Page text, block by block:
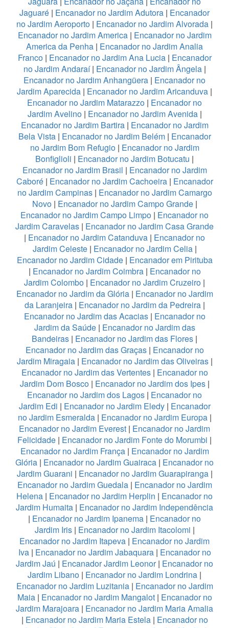
Jaguaré | Encanador no Jardim Adutora | Encanador
no Jardim Aeroporto | Encanador no Jardim Alvorada |
Encanador no Jardim America| Encanador no Jardim
America da Penha | Encanador no Jardim Analia
Franco| Encanador no Jardim Ana Lucia| Encanador
no Jardim Andaraí| Encanador no Jardim Ângela|
Encanador no Jardim Anhangüera | Encanador no
Jardim Aparecida | Encanador no Jardim Aricanduva |
Encanador no Jardim Matarazzo | Encanador no
Jardim Avelino| Encanador no Jardim Avenida|
Encanador no Jardim Bartira| Encanador no Jardim
Bela Vista| Encanador no Jardim Belém| Encanador
no Jardim Bom Refugio| Encanador no Jardim
Bonfiglioli | Encanador no Jardim Botucatu |
Encanador no Jardim Brasil | Encanador no Jardim
Caboré| Encanador no Jardim Cachoeira| Encanador
no Jardim Campinas| Encanador no Jardim Camargo
Novo| Encanador no Jardim Campo Grande|
Encanador no Jardim Campo Limpo | Encanador no
Jardim Caravelas | Encanador no Jardim Casa Grande
| Encanador no Jardim Catanduva | Encanador no
Jardim Celeste| Encanador no Jardim Celia|
Encanador no Jardim Cidade| Encanador em Pirituba
| Encanador no Jardim Coimbra| Encanador no
Jardim Colombo | Encanador no Jardim Cruzeiro |
Encanador no Jardim da Glória| Encanador no Jardim
da Laranjeira| Encanador no Jardim da Pedreira|
Encanador no Jardim das Acacias| Encanador no
Jardim da Saúde| Encanador no Jardim das
Bandeiras | Encanador no Jardim das Flores |
Encanador no Jardim das Graças| Encanador no
Jardim Miragaia| Encanador no Jardim das Oliveiras|
Encanador no Jardim das Vertentes| Encanador no
Jardim Dom Bosco| Encanador no Jardim dos Ipes|
Encanador no Jardim dos Lagos | Encanador no
Jardim Edi | Encanador no Jardim Eledy| Encanador
no Jardim Esmeralda| Encanador no Jardim Europa|
Encanador no Jardim Everest | Encanador no Jardim
Felicidade | Encanador no Jardim Fonte do Morumbi |
Encanador no Jardim França| Encanador no Jardim
Glória | Encanador no Jardim Guairaca | Encanador no
Jardim Guarani | Encanador no Jardim Guarapiranga|
Encanador no Jardim Guedala| Encanador no Jardim
Helena | Encanador no Jardim Herplin | Encanador no
Jardim Humaita | Encanador no Jardim Independência
| Encanador no Jardim Ipanema | Encanador no
Jardim Iris| Encanador no Jardim Itacolomi |
Encanador no Jardim Itapeva | Encanador no Jardim
Iva| Encanador no Jardim Jabaquara| Encanador no
Jardim Jaú | Encanador Jardim Leonor| Encanador no
Jardim Libano | Encanador no Jardim Londrina |
Encanador no Jardim Luzitania| Encanador no Jardim
Maia| Encanador no Jardim Mangalot| Encanador no
Jardim Marajoara | Encanador no Jardim Maria Amalia
| Encanador no Jardim Maria Estela| Encanador no